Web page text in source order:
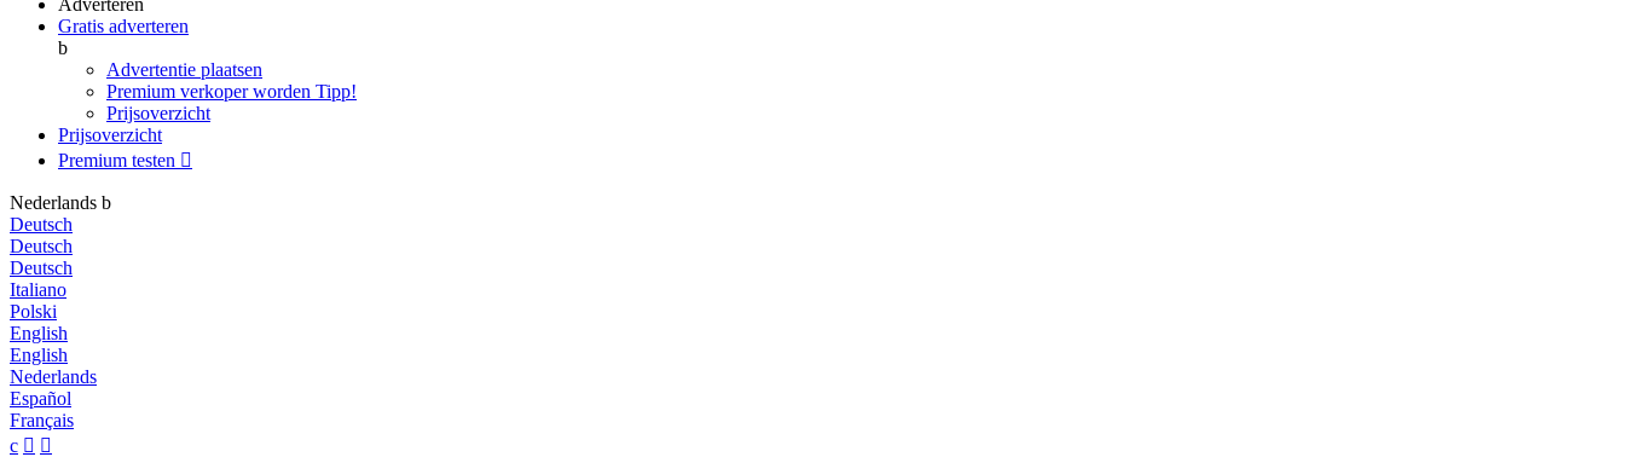
Adverteren
Gratis adverteren
b
Advertentie plaatsen
Premium verkoper worden Tipp!
Prijsoverzicht
Prijsoverzicht
Premium testen 
Nederlands b
Deutsch
Deutsch
Deutsch
Italiano
Polski
English
English
Nederlands
Español
Français
c  